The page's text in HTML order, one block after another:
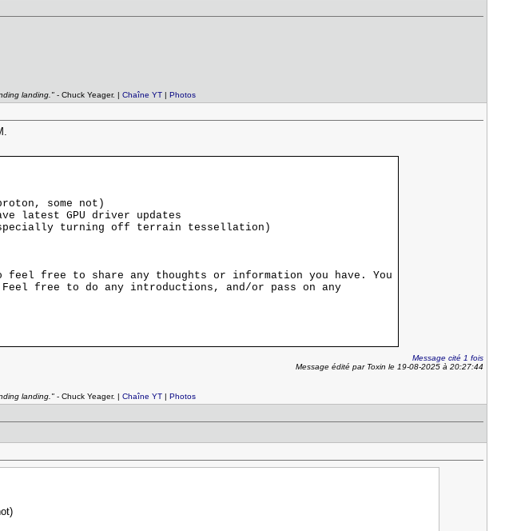
landing." - Chuck Yeager. |Chaîne YT |Photos
some not)
latest GPU driver updates
turning off terrain tessellation)
free to share any thoughts or information you have. You
free to do any introductions, and/or pass on any
Message cité 1 fois
Message édité par Toxin le 19-08-2025 à 20:27:44
landing." - Chuck Yeager. |Chaîne YT |Photos